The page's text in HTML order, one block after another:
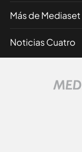
Más de Mediaset
Noticias Cuatro